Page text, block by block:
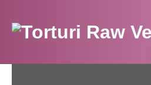
content
Torturi Raw